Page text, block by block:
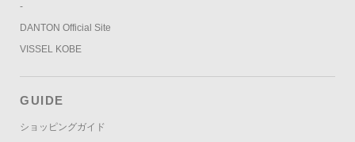
-
DANTON Official Site
VISSEL KOBE
GUIDE
ショッピングガイド